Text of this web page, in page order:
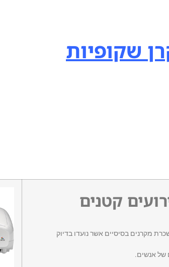
שקופיות
קטנים
ל-10 אנשים, אנו ממליצים על השכרת מקרנים בסיסיים אשר נועדו בדיוק
של אנשים.